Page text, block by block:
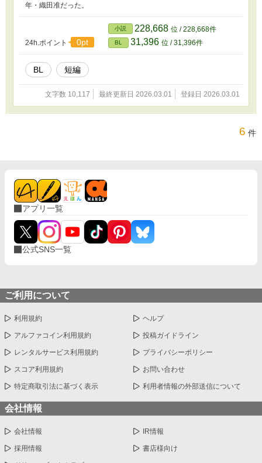
年・織田准だった。
24h.ポイント 0pt
小説 228,668 位 / 228,668件
BL 31,396 位 / 31,396件
BL 短編
文字数 10,117 最終更新日 2026.03.01 登録日 2026.03.01
6 件
アプリ一覧
公式SNS一覧
ご利用について
利用規約 ヘルプ
アルファコイン利用規約 投稿ガイドライン
レンタルサービス利用規約 プライバシーポリシー
スコア利用規約 お問い合わせ
特定商取引法に基づく表示 利用者情報の外部送信について
会社情報
会社情報 IR情報
採用情報 書店様向け